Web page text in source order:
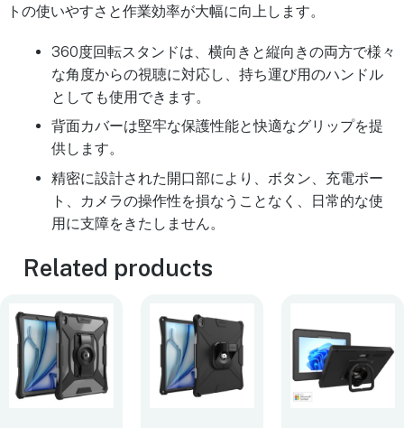
トの使いやすさと作業効率が大幅に向上します。
360度回転スタンドは、横向きと縦向きの両方で様々
な角度からの視聴に対応し、持ち運び用のハンドル
としても使用できます。
背面カバーは堅牢な保護性能と快適なグリップを提
供します。
精密に設計された開口部により、ボタン、充電ポー
ト、カメラの操作性を損なうことなく、日常的な使
用に支障をきたしません。
Related products